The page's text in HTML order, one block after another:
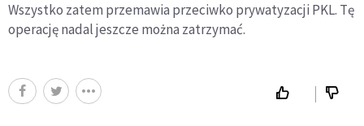
Wszystko zatem przemawia przeciwko prywatyzacji PKL. Tę
operację nadal jeszcze można zatrzymać.